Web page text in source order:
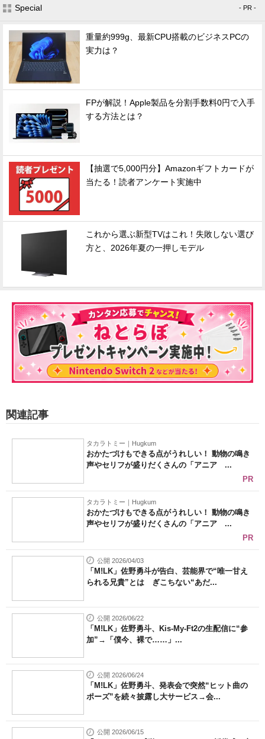
Special - PR -
重量約999g、最新CPU搭載のビジネスPCの
実力は？
FPが解説！Apple製品を分割手数料0円で入手
する方法とは？
【抽選で5,000円分】Amazonギフトカードが
当たる！読者アンケート実施中
これから選ぶ新型TVはこれ！失敗しない選び
方と、2026年夏の一押しモデル
関連記事
タカラトミー｜Hugkum
おかたづけもできる点がうれしい！ 動物の鳴き
声やセリフが盛りだくさんの「アニア ...
PR
タカラトミー｜Hugkum
おかたづけもできる点がうれしい！ 動物の鳴き
声やセリフが盛りだくさんの「アニア ...
PR
公開 2026/04/03
「M!LK」佐野勇斗が告白、芸能界で“唯一甘え
られる兄貴”とは ぎこちない“あだ...
公開 2026/06/22
「M!LK」佐野勇斗、Kis-My-Ft2の生配信に“参
加”→「僕今、裸で……」...
公開 2026/06/24
「M!LK」佐野勇斗、発表会で突然“ヒット曲の
ポーズ”を続々披露し大サービス→会...
公開 2026/06/15